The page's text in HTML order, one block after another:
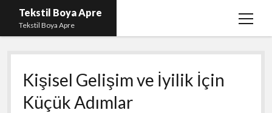
Tekstil Boya Apre
Tekstil Boya Apre
menüyü
Igtv Yorum Yükleme Hilesi Ücretsiz
Liste
Sayfa Listesi
Kişisel Gelişim ve İyilik İçin
Küçük Adımlar